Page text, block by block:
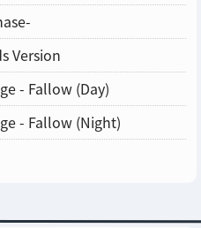
Version
- Fallow (Day)
- Fallow (Night)